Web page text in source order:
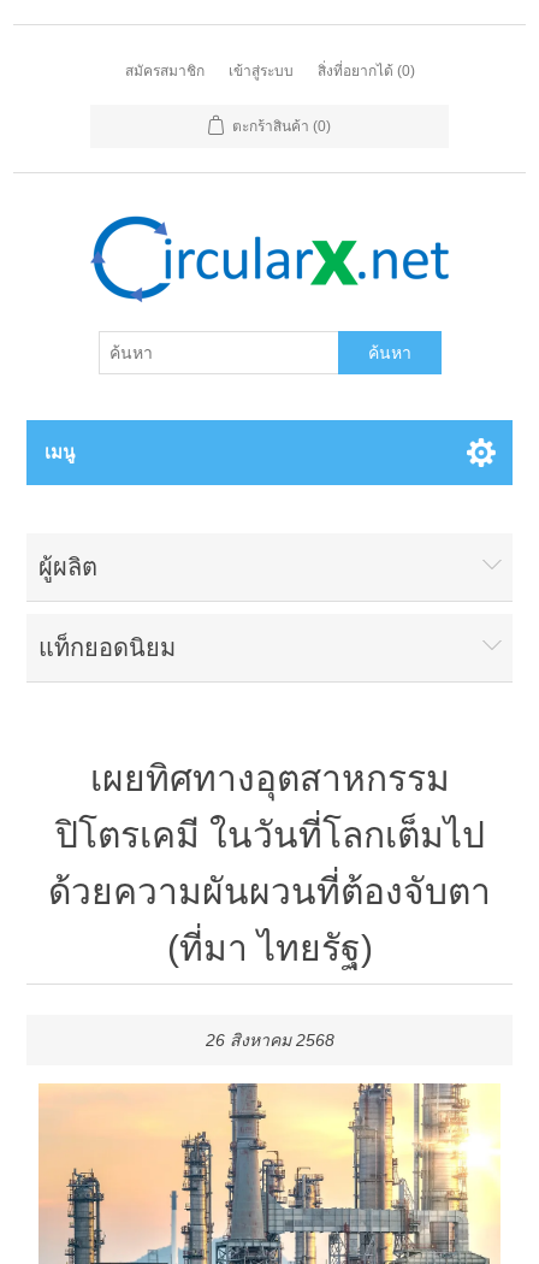
สมัครสมาชิก เข้าสู่ระบบ สิ่งที่อยากได้ (0)
ตะกร้าสินค้า (0)
ค้นหา
เมนู
ผู้ผลิต
แท็กยอดนิยม
เผยทิศทางอุตสาหกรรม
ปิโตรเคมี ในวันที่โลกเต็มไป
ด้วยความผันผวนที่ต้องจับตา
(ที่มา ไทยรัฐ)
26 สิงหาคม 2568